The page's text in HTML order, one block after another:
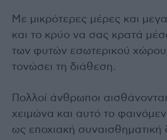
Με μικρότερες μέρες και
και το κρύο να σας κρατά
των φυτών εσωτερικού
τονώσει τη διάθεση.
Πολλοί άνθρωποι
χειμώνα και αυτό το
ως εποχιακή συναισθηματική